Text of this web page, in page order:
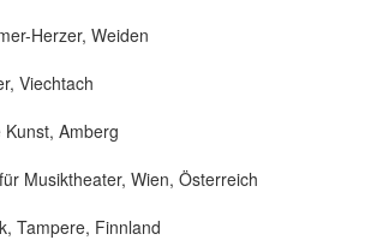
Herzer, Weiden
Viechtach
Amberg
Musiktheater, Wien, Österreich
Tampere, Finnland